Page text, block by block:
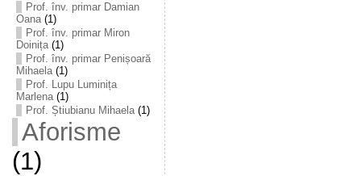
Prof. înv. primar Damian
Oana(1)
Prof. înv. primar Miron
Doinița(1)
Prof. înv. primar Penișoară
Mihaela(1)
Prof. Lupu Luminița
Marlena(1)
Prof. Știubianu Mihaela(1)
Aforisme
(1)